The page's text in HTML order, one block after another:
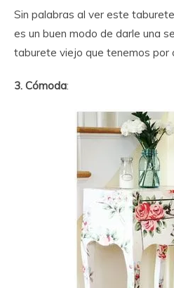
Sin palabras al ver este
es un buen modo de darle una
taburete viejo que tenemos por
3. Cómoda: